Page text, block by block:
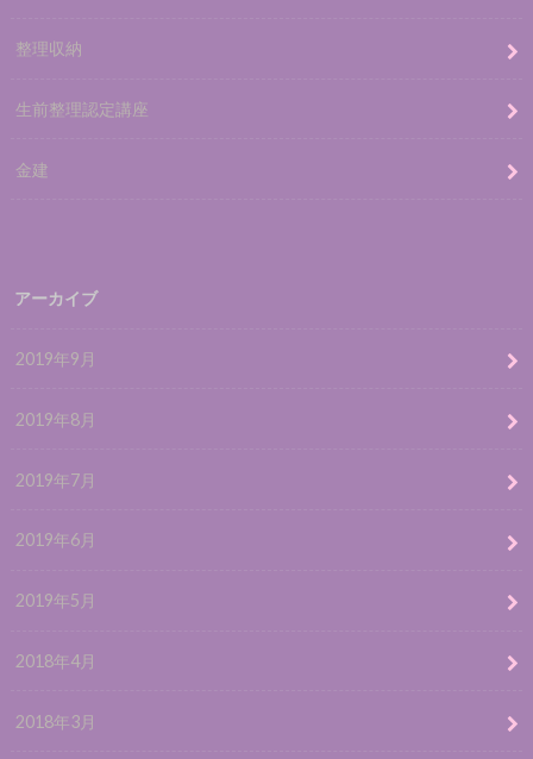
整理収納
生前整理認定講座
金建
アーカイブ
2019年9月
2019年8月
2019年7月
2019年6月
2019年5月
2018年4月
2018年3月